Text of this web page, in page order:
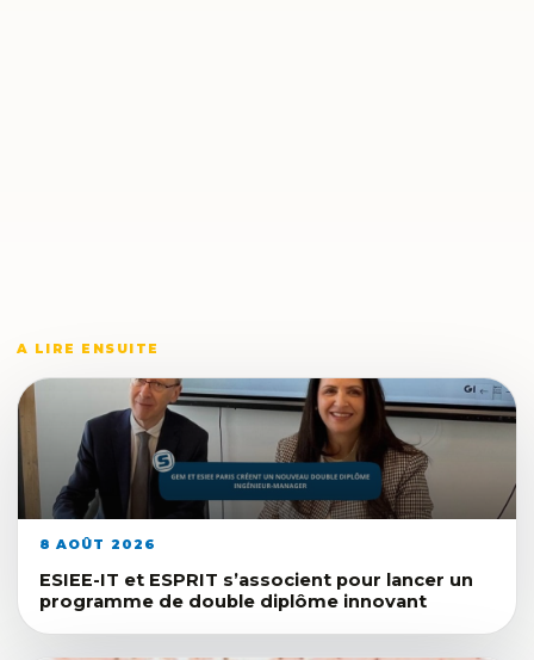
A LIRE ENSUITE
8 AOÛT 2026
ESIEE-IT et ESPRIT s’associent pour lancer un
programme de double diplôme innovant